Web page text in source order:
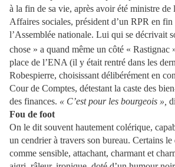
à la fin de sa vie, après avoir été ministre de
Affaires sociales, président d’un RPR en
l’Assemblée nationale. Lui qui se décrivait
chose » a quand même un côté « Rastignac
place de l’ENA (il y était rentré dans les
Robespierre, choisissant délibérément en
Cour de Comptes, détestant la caste des
des finances. « C’est pour les bourgeois »,
Fou de foot
On le dit souvent hautement colérique,
un cendrier à travers son bureau. Certains
comme sensible, attachant, charmant et